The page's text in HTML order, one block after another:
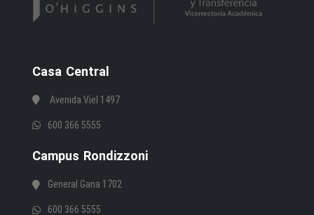
Casa Central
Avenida Viel 1497
600 366 5555
Campus Rondizzoni
General Gana 1702
600 366 5555